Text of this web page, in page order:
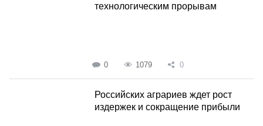
технологическим прорывам
0 1079 0
Российских аграриев ждет рост
издержек и сокращение прибыли